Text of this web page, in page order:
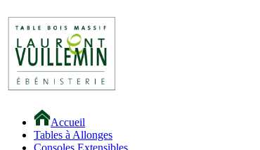
Accueil
Tables à Allonges
Consoles Extensibles